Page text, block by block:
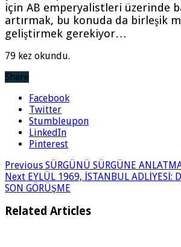
için AB emperyalistleri üzerinde
artırmak, bu konuda da birleşik
geliştirmek gerekiyor…
79 kez okundu.
Share
Facebook
Twitter
Stumbleupon
LinkedIn
Pinterest
Previous SÜRGÜNÜ SÜRGÜNE
Next EYLÜL 1969, İSTANBUL ADLİYESİ:
SON GÖRÜŞME
Related Articles